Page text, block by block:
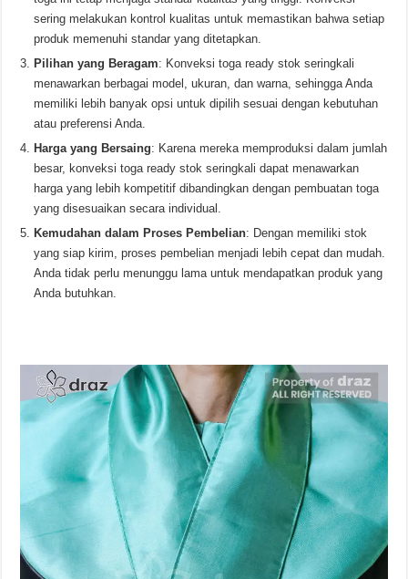
sering melakukan kontrol kualitas untuk memastikan bahwa setiap
produk memenuhi standar yang ditetapkan.
Pilihan yang Beragam: Konveksi toga ready stok seringkali
menawarkan berbagai model, ukuran, dan warna, sehingga Anda
memiliki lebih banyak opsi untuk dipilih sesuai dengan kebutuhan
atau preferensi Anda.
Harga yang Bersaing: Karena mereka memproduksi dalam jumlah
besar, konveksi toga ready stok seringkali dapat menawarkan
harga yang lebih kompetitif dibandingkan dengan pembuatan toga
yang disesuaikan secara individual.
Kemudahan dalam Proses Pembelian: Dengan memiliki stok
yang siap kirim, proses pembelian menjadi lebih cepat dan mudah.
Anda tidak perlu menunggu lama untuk mendapatkan produk yang
Anda butuhkan.